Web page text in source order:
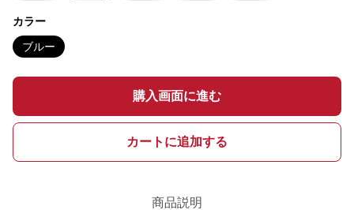
カラー
ブルー
購入画面に進む
カートに追加する
商品説明